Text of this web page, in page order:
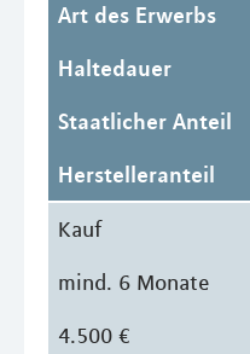
Art des Erwerbs
Haltedauer
Staatlicher Anteil
Herstelleranteil
Kauf
mind. 6 Monate
4.500 €